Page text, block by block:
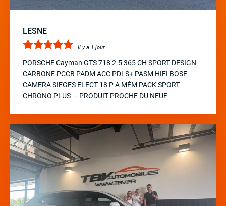
LESNE
Il y a 1 jour
PORSCHE Cayman GTS 718 2.5 365 CH SPORT DESIGN
CARBONE PCCB PADM ACC PDLS+ PASM HIFI BOSE
CAMERA SIEGES ELECT 18 P A MÉM PACK SPORT
CHRONO PLUS — PRODUIT PROCHE DU NEUF